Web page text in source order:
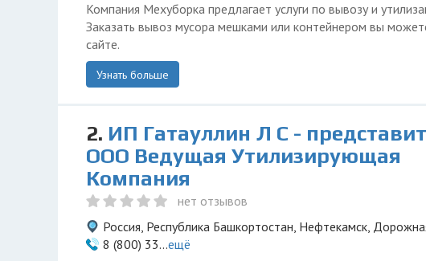
Компания Мехуборка предлагает услуги по вывозу и
Заказать вывоз мусора мешками или контейнером вы
сайте.
Узнать больше
2. ИП Гатауллин Л С -
ООО Ведущая Утилизирующая
Компания
нет отзывов
Россия, Республика Башкортостан, Нефтекамск,
8 (800) 33...ещё